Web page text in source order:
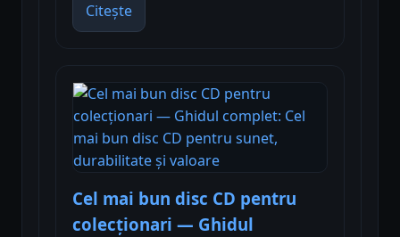
Citește
Cel mai bun disc CD pentru
colecționari — Ghidul